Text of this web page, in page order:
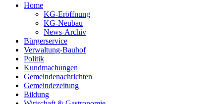
Home
KG-Eröffnung
KG-Neubau
News-Archiv
Bürgerservice
Verwaltung-Bauhof
Politik
Kundmachungen
Gemeindenachrichten
Gemeindezeitung
Bildung